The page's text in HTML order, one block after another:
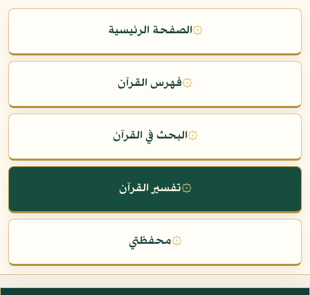
۞الصفحة الرئيسية
۞فهرس القرآن
۞البحث في القرآن
۞تفسير القرآن
۞محفظتي